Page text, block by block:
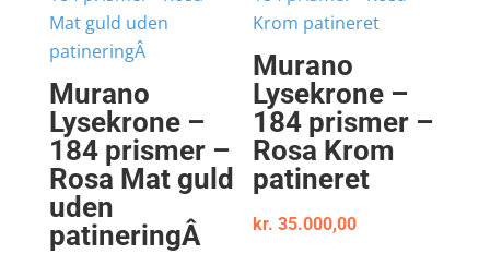
Murano
Lysekrone –
184 prismer –
Rosa Mat guld
uden
patineringÂ
Murano
Lysekrone –
184 prismer –
Rosa Krom
patineret
kr. 35.000,00